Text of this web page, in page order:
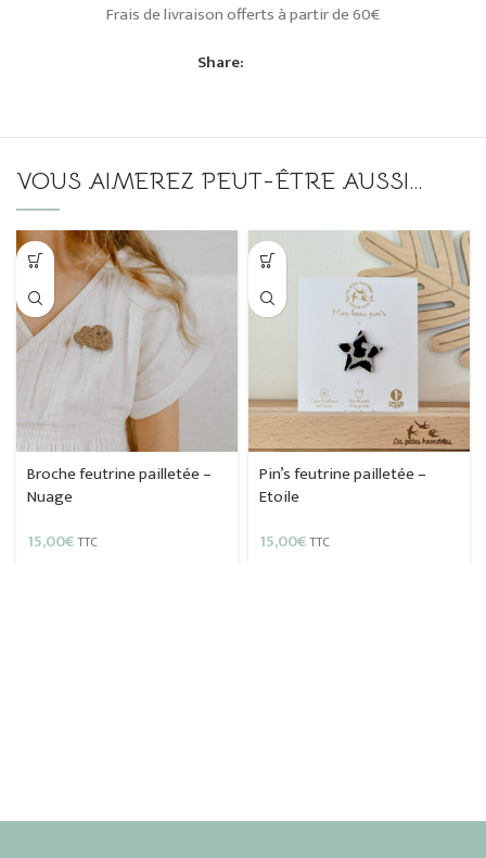
Frais de livraison offerts à partir de 60€
Share:
VOUS AIMEREZ PEUT-ÊTRE AUSSI…
Broche feutrine pailletée –
Nuage
15,00€TTC
Pin’s feutrine pailletée –
Etoile
15,00€TTC